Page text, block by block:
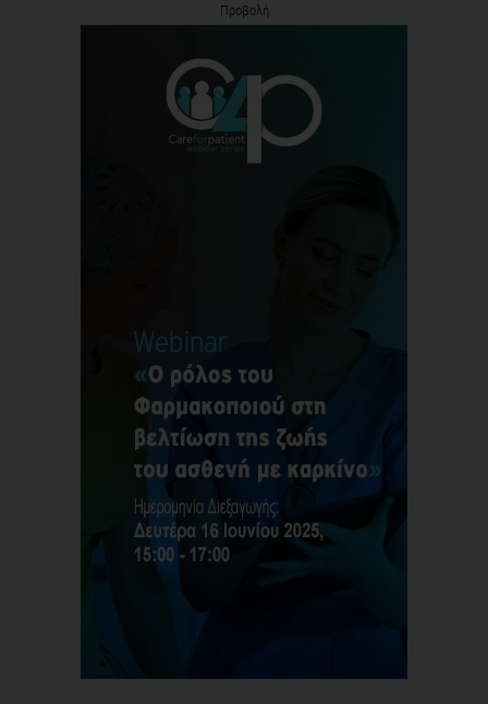
Προβολή